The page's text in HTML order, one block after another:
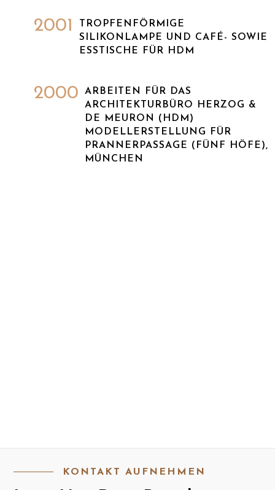
2001
TROPFENFÖRMIGE
SILIKONLAMPE UND CAFÉ- SOWIE
ESSTISCHE FÜR HDM
2000
ARBEITEN FÜR DAS
ARCHITEKTURBÜRO HERZOG &
DE MEURON (HDM)
MODELLERSTELLUNG FÜR
PRANNERPASSAGE (FÜNF HÖFE),
MÜNCHEN
KONTAKT AUFNEHMEN